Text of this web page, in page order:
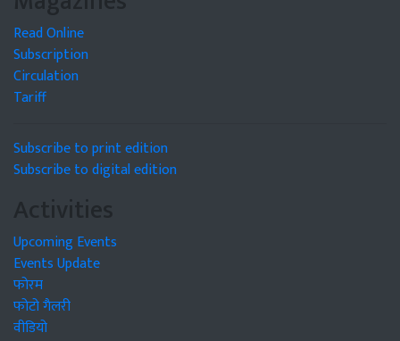
Read Online
Subscription
Circulation
Tariff
Subscribe to print edition
Subscribe to digital edition
Activities
Upcoming Events
Events Update
फोरम
फोटो गैलरी
वीडियो